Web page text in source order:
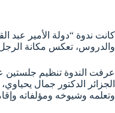
كانت ندوة “دولة الأمير عبد
والدروس، تعكس مكانة الرجل
عرفت الندوة تنظيم جلستين
الجزائر الدكتور جمال
وتعلمه وشيوخه ومؤلفاته